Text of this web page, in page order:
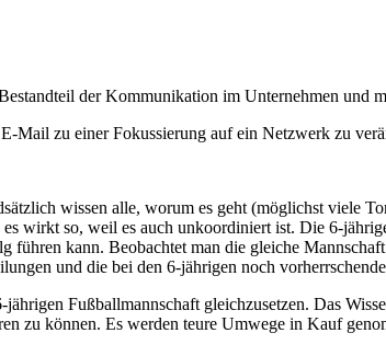
der Kommunikation im Unternehmen und
zu einer Fokussierung auf ein Netzwerk zu
wissen alle, worum es geht (möglichst viele
wirkt so, weil es auch unkoordiniert ist. Die 6-
kann. Beobachtet man die gleiche
und die bei den 6-jährigen noch
Fußballmannschaft gleichzusetzen. Das
zu können. Es werden teure Umwege in Kauf